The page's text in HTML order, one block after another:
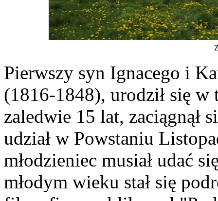
Pierwszy syn Ignacego i
(1816-1848), urodził się
zaledwie 15 lat, zaciągnął
udział w Powstaniu
młodzieniec musiał udać
młodym wieku stał się